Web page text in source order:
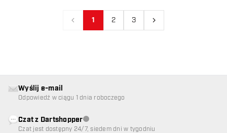
Poprzedni
1 2 3 Następny
Wyślij e-mail
Odpowiedź w ciągu 1 dnia roboczego
Czat z DartshopperObsługa klienta niedostępna
Czat jest dostępny 24/7, siedem dni w tygodniu